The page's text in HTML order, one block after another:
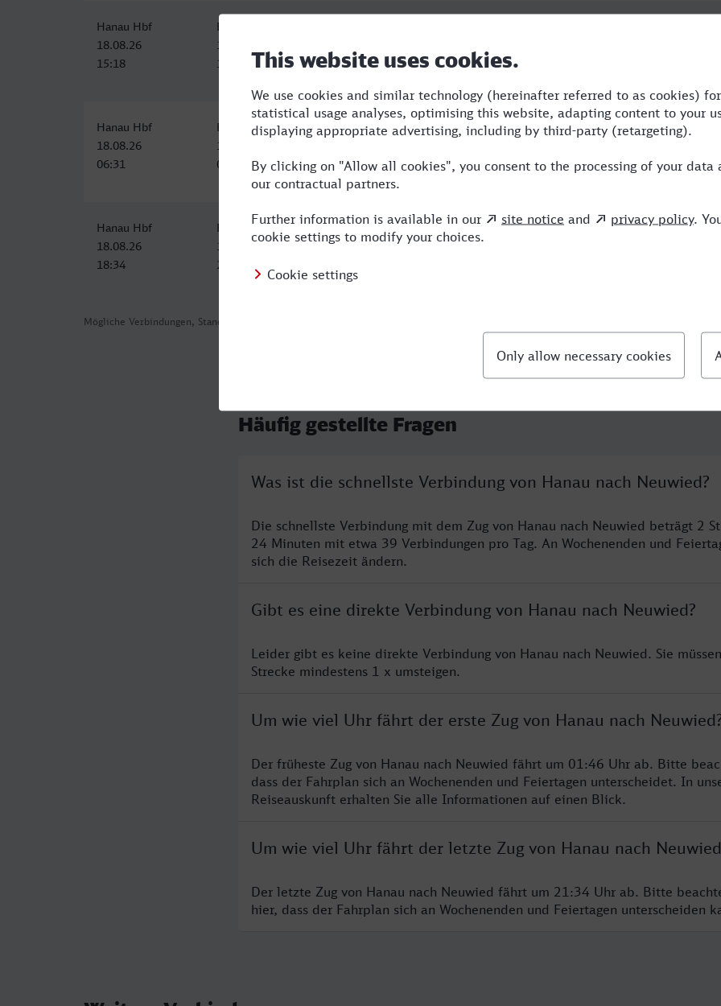
Mögliche Verbindungen, Stand: 2026-08-04 00:31
Hanau Hbf
18.08.26
15:18
Bahnhof, Neuwied
18.08.26
17:42
Hanau Hbf
18.08.26
06:31
Bahnhof, Neuwied
18.08.26
09:12
2:41 2 BUS,RE
Hanau Hbf
18.08.26
18:34
Bahnhof, Neuwied
18.08.26
21:27
2:53 2 BUS,RE,HLB
Häufig gestellte Fragen
Was ist die schnellste Verbindung von Hanau nach Neuwied?
Die schnellste Verbindung mit dem Zug von Hanau nach Neuwied beträgt 2
24 Minuten mit etwa 39 Verbindungen pro Tag. An Wochenenden und
sich die Reisezeit ändern.
Gibt es eine direkte Verbindung von Hanau nach Neuwied?
Leider gibt es keine direkte Verbindung von Hanau nach Neuwied. Sie
Strecke mindestens 1 x umsteigen.
Um wie viel Uhr fährt der erste Zug von Hanau nach
Der früheste Zug von Hanau nach Neuwied fährt um 01:46 Uhr ab. Bitte
dass der Fahrplan sich an Wochenenden und Feiertagen unterscheidet. In
Reiseauskunft erhalten Sie alle Informationen auf einen Blick.
Um wie viel Uhr fährt der letzte Zug von Hanau nach
Der letzte Zug von Hanau nach Neuwied fährt um 21:34 Uhr ab. Bitte
hier, dass der Fahrplan sich an Wochenenden und Feiertagen unterscheiden